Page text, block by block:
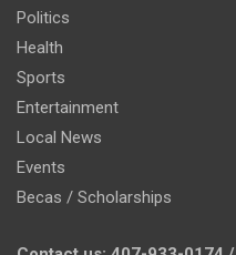
Politics
Health
Sports
Entertainment
Local News
Events
Becas / Scholarships